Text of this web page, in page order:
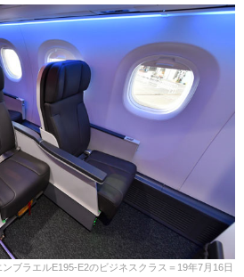
ブラエルE195-E2のビジネスクラス＝19年7月16日